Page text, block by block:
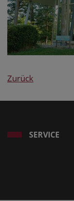
Zurück
SERVICE